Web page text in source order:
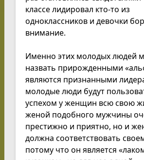
классе лидировал кто-то из
одноклассников и девочки
внимание.
Именно этих молодых людей
назвать прирожденными
являются признанными
молодые люди будут
успехом у женщин всю свою
женой подобного мужчины
престижно и приятно, но и
должна соответствовать
потому что он является